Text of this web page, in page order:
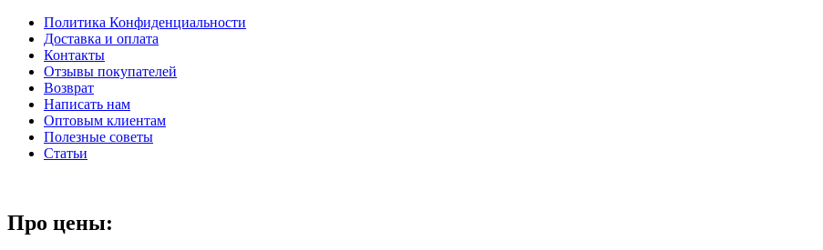
Политика Конфиденциальности
Доставка и оплата
Контакты
Отзывы покупателей
Возврат
Написать нам
Оптовым клиентам
Полезные советы
Статьи
Про цены: